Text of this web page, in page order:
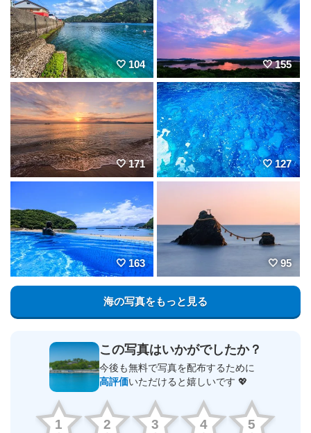
104 155
171 127
163 95
海の写真をもっと見る
この写真はいかがでしたか？
今後も無料で写真を配布するために
高評価いただけると嬉しいです 💖
1 2 3 4 5